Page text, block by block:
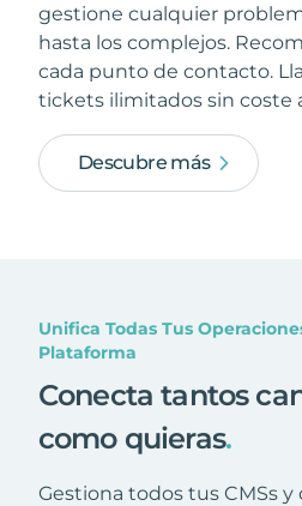
gestione cualquier
hasta los complejos.
cada punto de contacto.
tickets ilimitados sin coste
Descubre más
Unifica Todas Tus
Plataforma
Conecta tantos
como quieras.
Gestiona todos tus CMSs y